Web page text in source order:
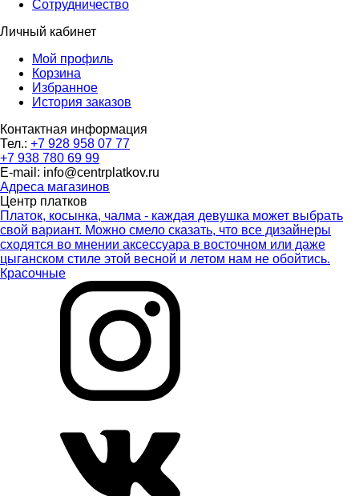
Сотрудничество
Личный кабинет
Мой профиль
Корзина
Избранное
История заказов
Контактная информация
Тел.: +7 928 958 07 77
+7 938 780 69 99
E-mail: info@centrplatkov.ru
Адреса магазинов
Центр платков
Платок, косынка, чалма - каждая девушка может выбрать
свой вариант. Можно смело сказать, что все дизайнеры
сходятся во мнении аксессуара в восточном или даже
цыганском стиле этой весной и летом нам не обойтись.
Красочные